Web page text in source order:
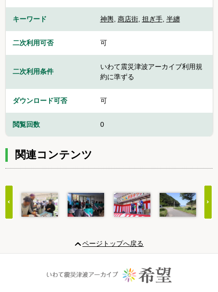
キーワード 神輿, 商店街, 担ぎ手, 半纏
二次利用可否 可
二次利用条件
いわて震災津波アーカイブ利用規
約に準ずる
ダウンロード可否 可
閲覧回数 0
関連コンテンツ
20
ページトップへ戻る